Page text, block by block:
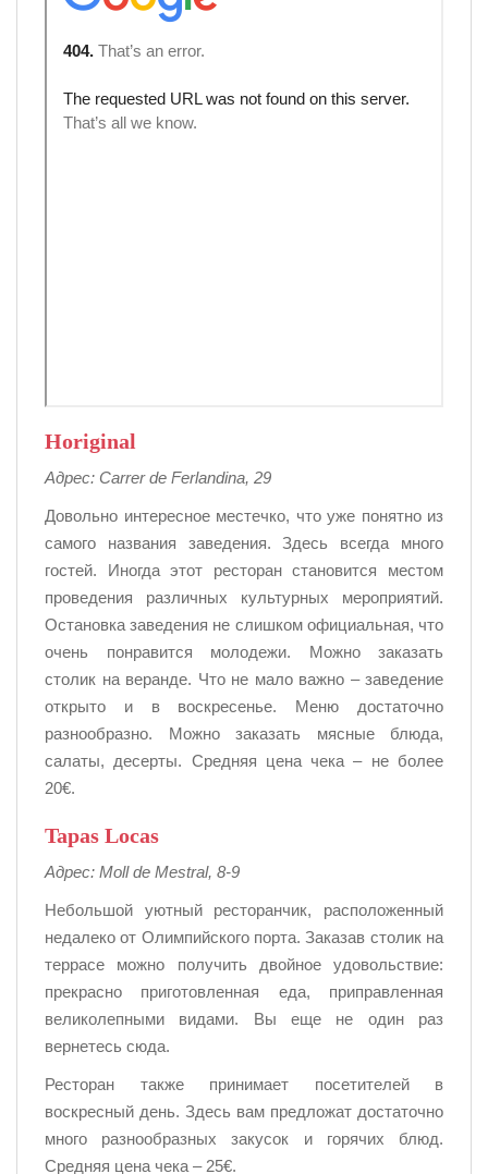
Horiginal
Адрес: Carrer de Ferlandina, 29
Довольно интересное местечко, что уже понятно из
самого названия заведения. Здесь всегда много
гостей. Иногда этот ресторан становится местом
проведения различных культурных мероприятий.
Остановка заведения не слишком официальная, что
очень понравится молодежи. Можно заказать
столик на веранде. Что не мало важно – заведение
открыто и в воскресенье. Меню достаточно
разнообразно. Можно заказать мясные блюда,
салаты, десерты. Средняя цена чека – не более
20€.
Tapas Locas
Адрес: Moll de Mestral, 8-9
Небольшой уютный ресторанчик, расположенный
недалеко от Олимпийского порта. Заказав столик на
террасе можно получить двойное удовольствие:
прекрасно приготовленная еда, приправленная
великолепными видами. Вы еще не один раз
вернетесь сюда.
Ресторан также принимает посетителей в
воскресный день. Здесь вам предложат достаточно
много разнообразных закусок и горячих блюд.
Средняя цена чека – 25€.